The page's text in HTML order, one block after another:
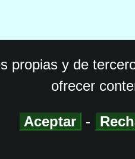
propias y de
ofrecer
Aceptar -